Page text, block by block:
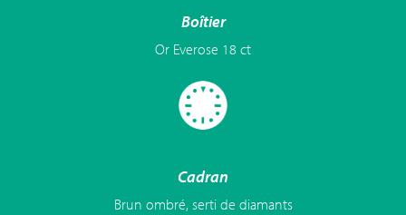
Boîtier
Or Everose 18 ct
Cadran
Brun ombré, serti de diamants